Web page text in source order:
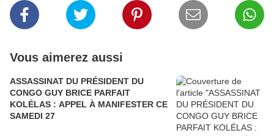
Vous aimerez aussi
ASSASSINAT DU PRÉSIDENT DU
CONGO GUY BRICE PARFAIT
KOLÉLAS : APPEL À MANIFESTER CE
SAMEDI 27